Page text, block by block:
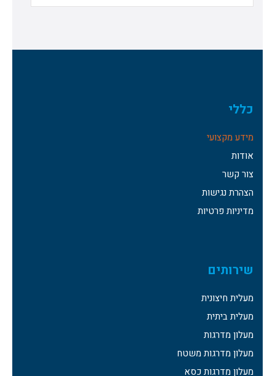
כללי
מידע מקצועי
אודות
צור קשר
הצהרת נגישות
מדיניות פרטיות
שירותים
מעלית חיצונית
מעלית ביתית
מעלון מדרגות
מעלון מדרגות משטח
מעלון מדרגות כסא